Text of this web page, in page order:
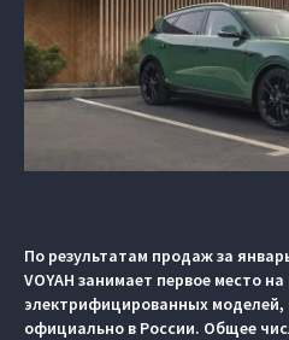
По результатам продаж за
VOYAH занимает первое место
электрифицированных моделей,
официально в России. Общее